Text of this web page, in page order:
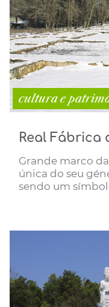
cultura e
Real Fábrica
Grande marco
única do seu
sendo um